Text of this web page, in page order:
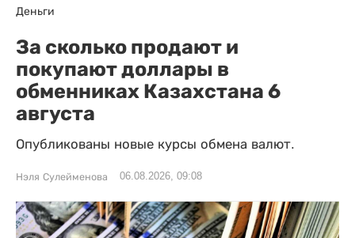
Деньги
За сколько продают и
покупают доллары в
обменниках Казахстана 6
августа
Опубликованы новые курсы обмена валют.
Нэля Сулейменова 06.08.2026, 09:08